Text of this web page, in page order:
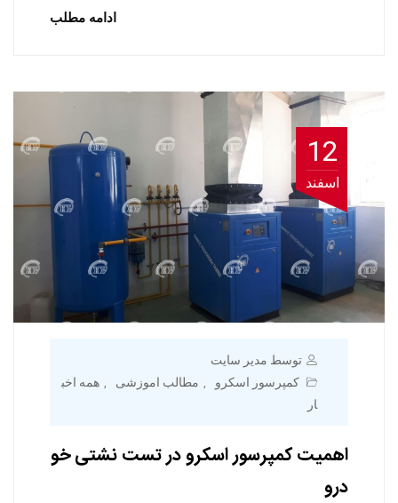
ادامه مطلب
12
اسفند
توسط مدیر سایت
کمپرسور اسکرو
مطالب اموزشی
همه اخب
ار
اهمیت کمپرسور اسکرو در تست نشتی خو
درو